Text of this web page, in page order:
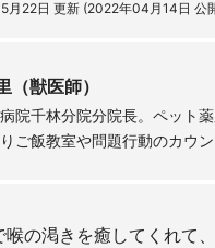
月22日 更新 (2022年04月14日 公
（獣医師）
院千林分院分院長。ペット
ご飯教室や問題行動のカウン
の渇きを癒してくれて